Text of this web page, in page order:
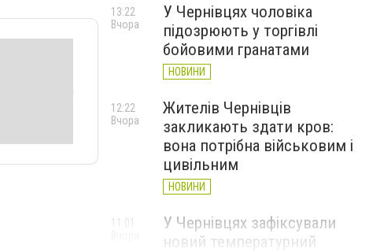
У Чернівцях чоловіка
підозрюють у торгівлі
бойовими гранатами
НОВИНИ
13:22
Вчора
Жителів Чернівців
закликають здати кров:
вона потрібна військовим і
цивільним
НОВИНИ
12:22
Вчора
У Чернівцях зафіксували
новий температурний
11:01